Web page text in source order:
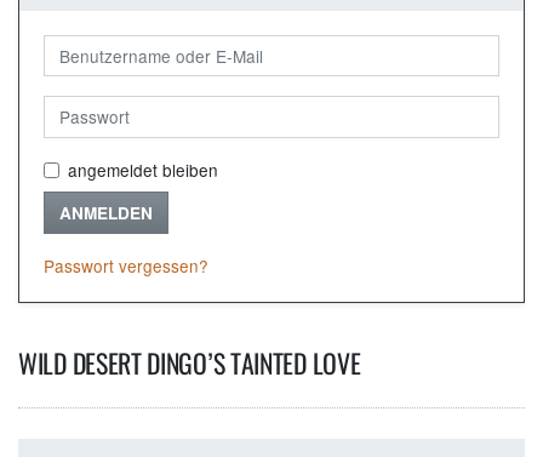
angemeldet bleiben
ANMELDEN
Passwort vergessen?
WILD DESERT DINGO’S TAINTED LOVE